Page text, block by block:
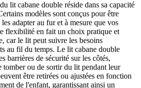
lit cabane double réside dans sa capacité
modèles sont conçus pour être
adapter au fur et à mesure que vos
flexibilité en fait un choix pratique et
car le lit peut suivre les besoins
au fil du temps. Le lit cabane double
barrières de sécurité sur les côtés,
tomber ou de sortir du lit pendant leur
être retirées ou ajustées en fonction
de l'enfant, garantissant ainsi un